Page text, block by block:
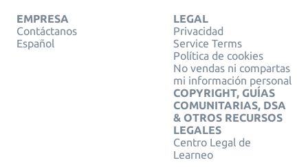
EMPRESA
Contáctanos
Español
LEGAL
Privacidad
Service Terms
Política de cookies
No vendas ni compartas
mi información personal
COPYRIGHT, GUÍAS
COMUNITARIAS, DSA
& OTROS RECURSOS
LEGALES
Centro Legal de
Learneo